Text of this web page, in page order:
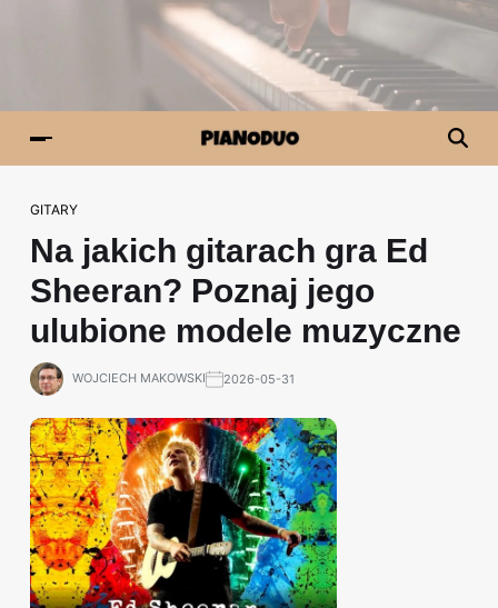
GITARY
Na jakich gitarach gra Ed
Sheeran? Poznaj jego
ulubione modele muzyczne
WOJCIECH MAKOWSKI 2026-05-31